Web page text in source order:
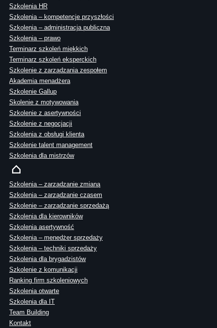
Szkolenia HR
Szkolenia – kompetencje przyszłości
Szkolenia – administracja publiczna
Szkolenia – prawo
Terminarz szkoleń miękkich
Terminarz szkoleń eksperckich
Szkolenie z zarządzania zespołem
Akademia menadżera
Szkolenie Gallup
Skolenie z motywowania
Szkolenie z asertywności
Szkolenie z negocjacji
Szkolenia z obsługi klienta
Szkolenie talent management
Szkolenia dla mistrzów
Szkolenia – zarządzanie zmianą
Szkolenia – zarządzanie czasem
Szkolenie – zarządzanie sprzedażą
Szkolenia dla kierowników
Szkolenia asertywność
Szkolenia – menedżer sprzedaży
Szkolenia – techniki sprzedaży
Szkolenia dla brygadzistów
Szkolenie z komunikacji
Ranking firm szkoleniowych
Szkolenia otwarte
Szkolenia dla IT
Team Building
Kontakt